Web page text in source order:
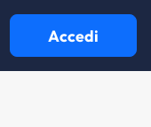
Accedi